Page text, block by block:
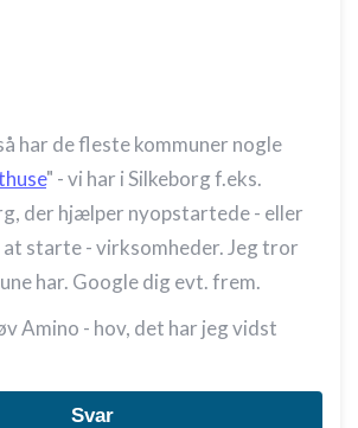
har de fleste kommuner nogle
" - vi har i Silkeborg f.eks.
der hjælper nyopstartede - eller
at starte - virksomheder. Jeg tror
har. Google dig evt. frem.
Amino - hov, det har jeg vidst
Svar